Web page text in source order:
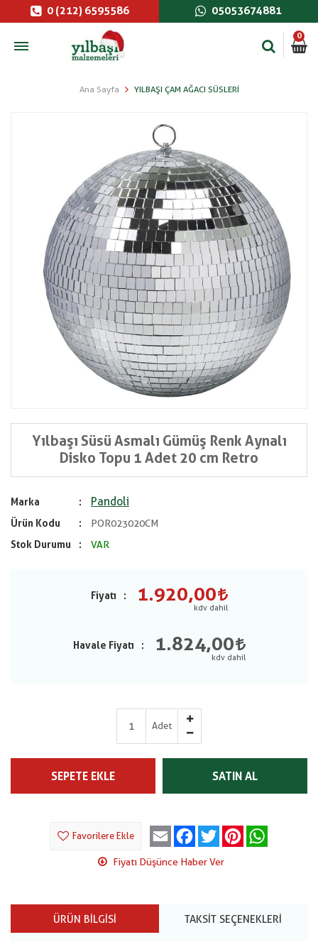
0 (212) 6595586 05053674881
0
Ana Sayfa YILBAŞI ÇAM AĞACI SÜSLERI
Yılbaşı Süsü Asmalı Gümüş Renk Aynalı
Disko Topu 1 Adet 20 cm Retro
Marka Pandoli
Ürün Kodu
POR023020CM
Stok Durumu
VAR
Fiyatı 1.920,00
Havale Fiyatı 1.824,00
Adet
SEPETE EKLE SATIN AL
Favorilere Ekle Email Facebook
Twitter Pinterest
Fiyatı Düşünce Haber Ver
ÜRÜN BILGISI TAKSIT SEÇENEKLERI